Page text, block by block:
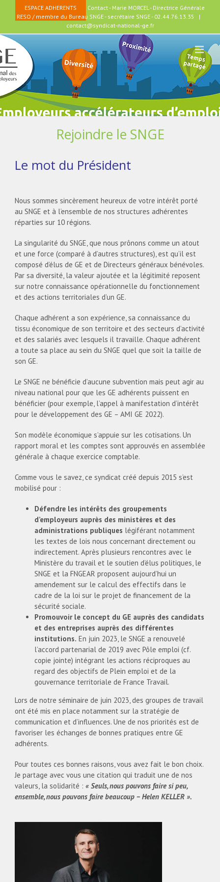
ESPACE ADHERENTS
Contact - Marie MORCEL - Directrice Générale
RESO / membre du Bureau SNGE - secrétaire SNGE - 02.44.76.13.35
|
contact@syndicat-national-ge.fr
Rejoindre le SNGE
Le mot du Président
Nous sommes sincèrement heureux de votre intérêt porté
au SNGE et à l’ensemble de nos structures adhérentes
réparties sur 10 régions.
La singularité du SNGE, que nous prônons comme un atout
et une force (comparé à d’autres structures), est qu’il est
composé d’élus de GE et de Directeurs généraux bénévoles.
Par sa diversité, la valeur ajoutée et la légitimité reposent
sur notre connaissance opérationnelle du fonctionnement
et des actions territoriales d’un GE.
Chaque adhérent a son expérience, sa connaissance du
tissu économique de son territoire et des secteurs d’activité
et des salariés avec lesquels il travaille. Chaque adhérent
a toute sa place au sein du SNGE quel que soit la taille de
son GE.
Le SNGE ne bénéficie d’aucune subvention mais peut agir au
niveau national pour que les GE adhérents puissent en
bénéficier (pour exemple, l’appel à manifestation d’intérêt
pour le développement des GE – AMI GE 2022).
Son modèle économique s’appuie sur les cotisations. Un
rapport moral et les comptes sont approuvés en assemblée
générale à chaque exercice comptable.
Comme vous le savez, ce syndicat créé depuis 2015 s’est
mobilisé pour :
Défendre les intérêts des groupements
d’employeurs auprès des ministères et des
administrations publiques légiférant notamment
les textes de lois nous concernant directement ou
indirectement. Après plusieurs rencontres avec le
Ministère du travail et le soutien d’élus politiques, le
SNGE et la FNGEAR proposent aujourd’hui un
amendement sur le calcul des effectifs dans le
cadre de la loi sur le projet de financement de la
sécurité sociale.
Promouvoir le concept du GE auprès des candidats
et des entreprises auprès des différentes
institutions. En juin 2023, le SNGE a renouvelé
l’accord partenarial de 2019 avec Pôle emploi (cf.
copie jointe) intégrant les actions réciproques au
regard des objectifs de Plein emploi et de la
gouvernance territoriale de France Travail.
Lors de notre séminaire de juin 2023, des groupes de travail
ont été mis en place notamment sur la stratégie de
communication et d’influences. Une de nos priorités est de
favoriser les échanges de bonnes pratiques entre GE
adhérents.
Pour toutes ces bonnes raisons, vous avez fait le bon choix.
Je partage avec vous une citation qui traduit une de nos
valeurs, la solidarité : « Seuls, nous pouvons faire si peu,
ensemble, nous pouvons faire beaucoup – Helen KELLER ».